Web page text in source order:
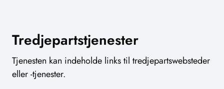
Tredjepartstjenester
Tjenesten kan indeholde links til tredjepartswebsteder
eller -tjenester.